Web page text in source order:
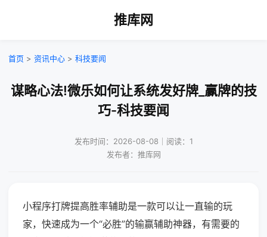
推库网
首页 > 资讯中心 > 科技要闻
谋略心法!微乐如何让系统发好牌_赢牌的技
巧-科技要闻
发布时间：2026-08-08｜阅读：1
发布者：推库网
小程序打牌提高胜率辅助是一款可以让一直输的玩
家，快速成为一个“必胜”的输赢辅助神器，有需要的